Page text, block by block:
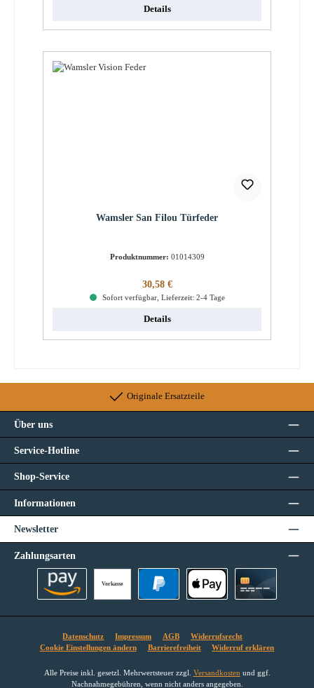
Details
Wamsler San Filou Türfeder
Produktnummer: 01014309
Regulärer Preis:
30,58 €
Sofort verfügbar, Lieferzeit: 2-4 Tage
Details
Originale Ersatzteile
Über uns
Service-Hotline
Shop-Service
Informationen
Newsletter
Zahlungsarten
Vorkasse
Datenschutz Impressum AGB
Widerrufsrecht
Cookie Einstellungen ändern
Barrierefreiheit Widerruf erklären
Alle Preise inkl. gesetzl. Mehrwertsteuer zzgl. Versandkosten und ggf.
Nachnahmegebühren, wenn nicht anders angegeben.